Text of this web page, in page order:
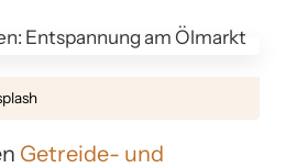
Getreide- und